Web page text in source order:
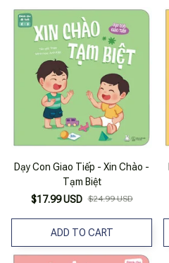
Dạy Con Giao Tiếp - Xin Chào -
Tạm Biệt
$17.99 USD $24.99 USD
ADD TO CART